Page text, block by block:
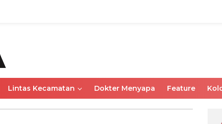
Lintas Kecamatan Dokter Menyapa Feature